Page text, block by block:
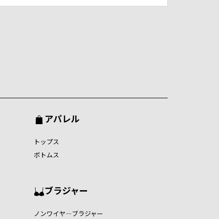
アパレル
トップス
ボトムス
ブラジャー
ノンワイヤ―ブラジャー